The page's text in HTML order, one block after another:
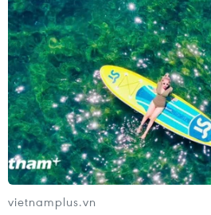
vietnamplus.vn